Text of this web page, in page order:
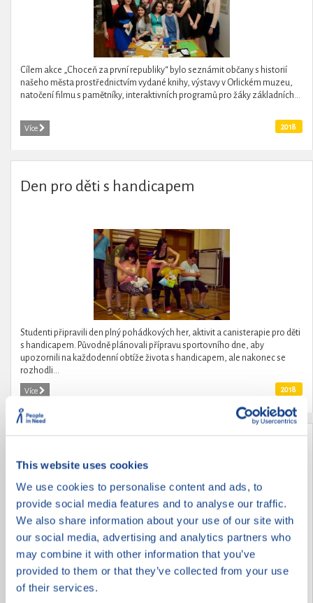
This website uses cookies
We use cookies to personalise content and ads, to
provide social media features and to analyse our traffic.
We also share information about your use of our site with
our social media, advertising and analytics partners who
may combine it with other information that you’ve
provided to them or that they’ve collected from your use
of their services.
Cílem akce „Choceň za první republiky“ bylo seznámit občany s historií
našeho města prostřednictvím vydané knihy, výstavy v Orlickém muzeu,
natočení filmu s pamětníky, interaktivních programů pro žáky základních...
Více 2018
Den pro děti s handicapem
Studenti připravili den plný pohádkových her, aktivit a canisterapie pro děti
s handicapem. Původně plánovali přípravu sportovního dne, aby
upozornili na každodenní obtíže života s handicapem, ale nakonec se
rozhodli...
Více 2018